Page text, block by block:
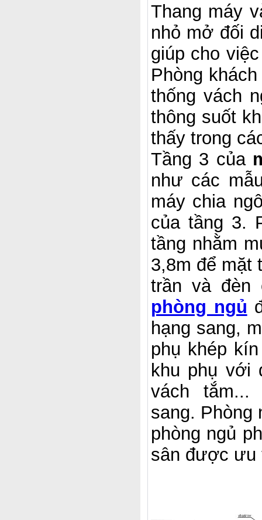
Thang máy
nhỏ mở đối
giúp cho
Phòng
thống vách
thông suốt
thấy trong
Tầng 3 của
như các
máy chia
của tầng 3.
tầng nhằm
3,8m để mặt
trần và đèn
phòng ngủ
hạng sang,
phụ khép
khu phụ với
vách
sang. Phòng
phòng ngủ
sân được ưu